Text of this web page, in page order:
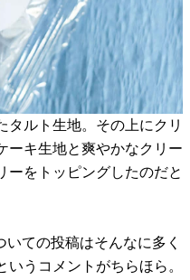
タルト生地。その上にクリ
ーキ生地と爽やかなクリー
ーをトッピングしたのだと
ての投稿はそんなに多く
うコメントがちらほら。